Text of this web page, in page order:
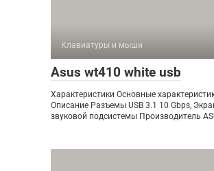
Клавиатуры и мыши
Asus wt410 white usb
Характеристики Основные
Описание Разъемы USB 3.1 10 Gbps,
звуковой подсистемы Производитель